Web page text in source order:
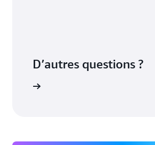
D’autres questions ?